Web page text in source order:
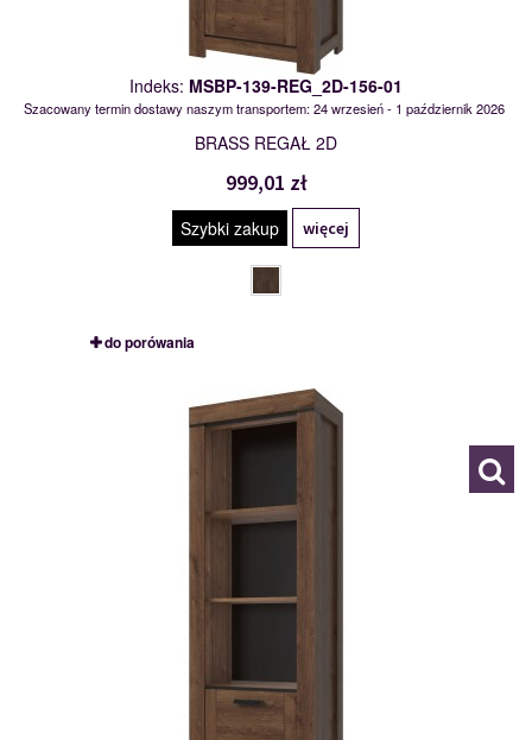
Indeks: MSBP-139-REG_2D-156-01
Szacowany termin dostawy naszym transportem: 24 wrzesień - 1 październik 2026
BRASS REGAŁ 2D
999,01 zł
Szybki zakup więcej
do porówania
MSBP-139-REG_OTW_1D-156-01